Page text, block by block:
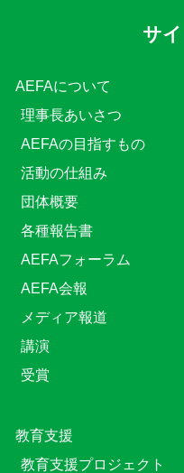
サ
AEFAについて
理事長あいさつ
AEFAの目指すもの
活動の仕組み
団体概要
各種報告書
AEFAフォーラム
AEFA会報
メディア報道
講演
受賞
教育⽀援
教育⽀援プロジェクト